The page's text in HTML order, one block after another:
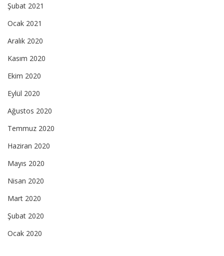
Şubat 2021
Ocak 2021
Aralık 2020
Kasım 2020
Ekim 2020
Eylül 2020
Ağustos 2020
Temmuz 2020
Haziran 2020
Mayıs 2020
Nisan 2020
Mart 2020
Şubat 2020
Ocak 2020